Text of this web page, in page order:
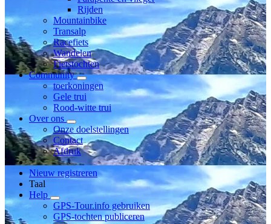
Rijden
Mountainbike
Transalp
Racefiets
Wandelen
Fietstochten
Community
toerkoningen
Gele trui
Rood-witte trui
Over ons
Onze doelstellingen
Contact
Afdruk
Nieuw registreren
Taal
Help
GPS-Tour.info gebruiken
GPS-tochten publiceren